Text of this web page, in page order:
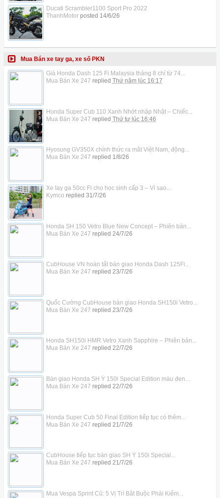
Ducati Scrambler1100 Sport Pro 2022
ThanhMotorposted 14/6/26
Mua Bán xe tay ga, xe số PKN
Giá Honda Dash 125 Fi Malaysia tháng 8 chỉ từ 74...
Mua Bán Xe 247 replied Thứ năm lúc 16:17
Honda Super Cub 110 Xanh Nhớt nhập Nhật – Chiếc...
Mua Bán Xe 247 replied Thứ tư lúc 16:46
Hyosung GV350X chính thức ra mắt Việt Nam, động...
Mua Bán Xe 247 replied 1/8/26
Xe tay ga 50cc Fi cho học sinh cấp 3 – Vì sao...
Kymco replied 31/7/26
Honda SH 150 Vetro Blue New Concept – Phiên bản...
Mua Bán Xe 247 replied 24/7/26
CubHouse VN hoàn tất bàn giao Honda Dash 125Fi...
Mua Bán Xe 247 replied 23/7/26
Quốc Cường CubHouse bàn giao Honda SH150i Vetro...
Mua Bán Xe 247 replied 23/7/26
Honda SH150i HMR Vetro Xanh Sapphire – Phiên bản...
Mua Bán Xe 247 replied 22/7/26
Bàn giao Honda SH Ý 150i Special Edition màu đen...
Mua Bán Xe 247 replied 22/7/26
Honda Super Cub 50 Final Edition tiếp tục có thêm...
Mua Bán Xe 247 replied 21/7/26
CubHouse tiếp tục bàn giao SH Ý 150i Special...
Mua Bán Xe 247 replied 21/7/26
Mua Vespa Sprint Cũ: 5 Vị Trí Bắt Buộc Phải Kiểm...